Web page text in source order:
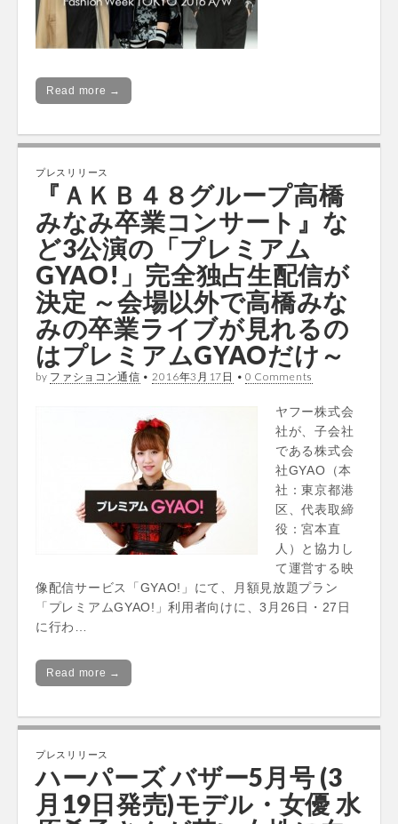
Read more →
プレスリリース
『ＡＫＢ４８グループ高橋
みなみ卒業コンサート』な
ど3公演の「プレミアム
GYAO!」完全独占生配信が
決定 ～会場以外で高橋みな
みの卒業ライブが見れるの
はプレミアムGYAOだけ～
by ファショコン通信 • 2016年3月17日 • 0 Comments
ヤフー株式会
社が、子会社
である株式会
社GYAO（本
社：東京都港
区、代表取締
役：宮本直
人）と協力し
て運営する映
像配信サービス「GYAO!」にて、月額見放題プラン
「プレミアムGYAO!」利用者向けに、3月26日・27日
に行わ…
Read more →
プレスリリース
ハーパーズ バザー5月号 (3
月19日発売)モデル・女優 水